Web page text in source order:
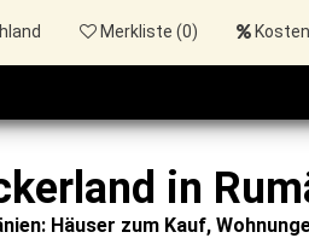
in
Häuser zum Kauf,
Merkliste (0)